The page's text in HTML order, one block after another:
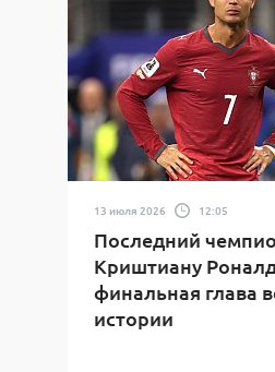
13 июля 2026 12:05
Последний
Криштиану
финальная глава
истории